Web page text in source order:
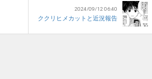
2024/09/12 06:40
ククリヒメカットと近況報告